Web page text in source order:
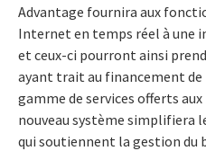
Advantage fournira aux
Internet en temps réel à une
et ceux-ci pourront ainsi
ayant trait au financement
gamme de services offerts
nouveau système simplifiera
qui soutiennent la gestion du